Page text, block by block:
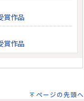
賞作品
賞作品
ページの先頭へ